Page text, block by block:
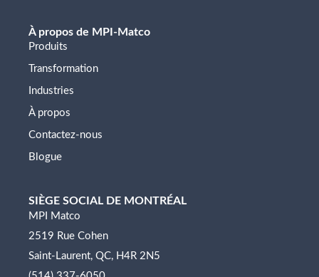
À propos de MPI-Matco
Produits
Transformation
Industries
À propos
Contactez-nous
Blogue
SIÈGE SOCIAL DE MONTRÉAL
MPI Matco
2519 Rue Cohen
Saint-Laurent, QC, H4R 2N5